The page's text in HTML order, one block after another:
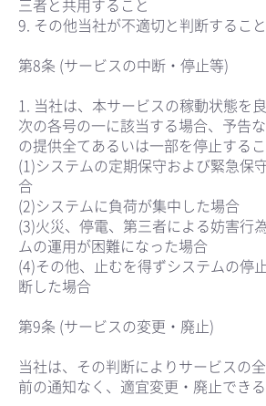
三者と共用すること
9. その他当社が不適切と判断すること
第8条 (サービスの中断・停止等)
1. 当社は、本サービスの稼動状態を
次の各号の一に該当する場合、予告
の提供全てあるいは一部を停止するこ
(1)システムの定期保守および緊急保
合
(2)システムに負荷が集中した場合
(3)火災、停電、第三者による妨害行
ムの運用が困難になった場合
(4)その他、止むを得ずシステムの停
断した場合
第9条 (サービスの変更・廃止)
当社は、その判断によりサービスの
前の通知なく、適宜変更・廃止できる